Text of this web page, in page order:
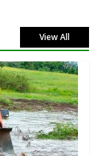
View All